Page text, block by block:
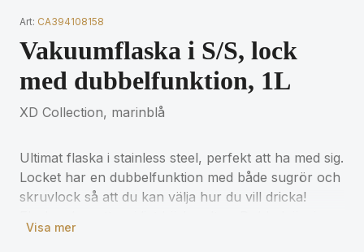
Art: CA394108158
Vakuumflaska i S/S, lock
med dubbelfunktion, 1L
XD Collection, marinblå
Ultimat flaska i stainless steel, perfekt att ha med sig.
Locket har en dubbelfunktion med både sugrör och
skruvlock så att du kan välja hur du vill dricka!
vakuumisolerad stainless stell håller din dryck varm i
Visa mer